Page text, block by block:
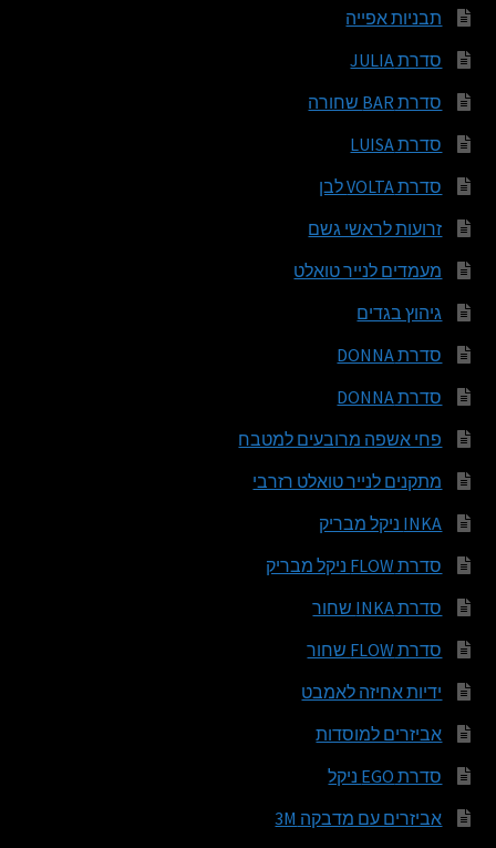
תבניות אפייה
סדרת JULIA
סדרת BAR שחורה
סדרת LUISA
סדרת VOLTA לבן
זרועות לראשי גשם
מעמדים לנייר טואלט
גיהוץ בגדים
סדרת DONNA
סדרת DONNA
פחי אשפה מרובעים למטבח
מתקנים לנייר טואלט רזרבי
INKA ניקל מבריק
סדרת FLOW ניקל מבריק
סדרת INKA שחור
סדרת FLOW שחור
ידיות אחיזה לאמבט
אביזרים למוסדות
סדרת EGO ניקל
אביזרים עם מדבקה 3M